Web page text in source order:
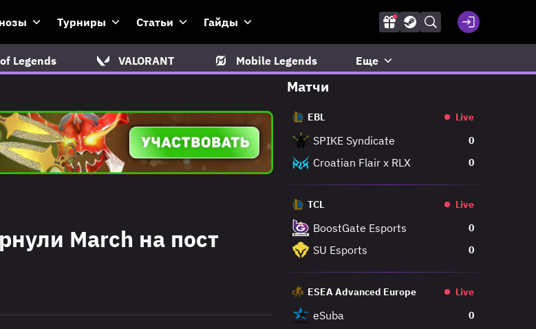
Турниры Статьи Гайды
Legends VALORANT Mobile Legends Еще
March на пост
Матчи
EBL Live
SPIKE Syndicate 0
Croatian Flair x RLX 0
TCL Live
BoostGate Esports 0
SU Esports 0
ESEA Advanced Europe Live
eSuba 0